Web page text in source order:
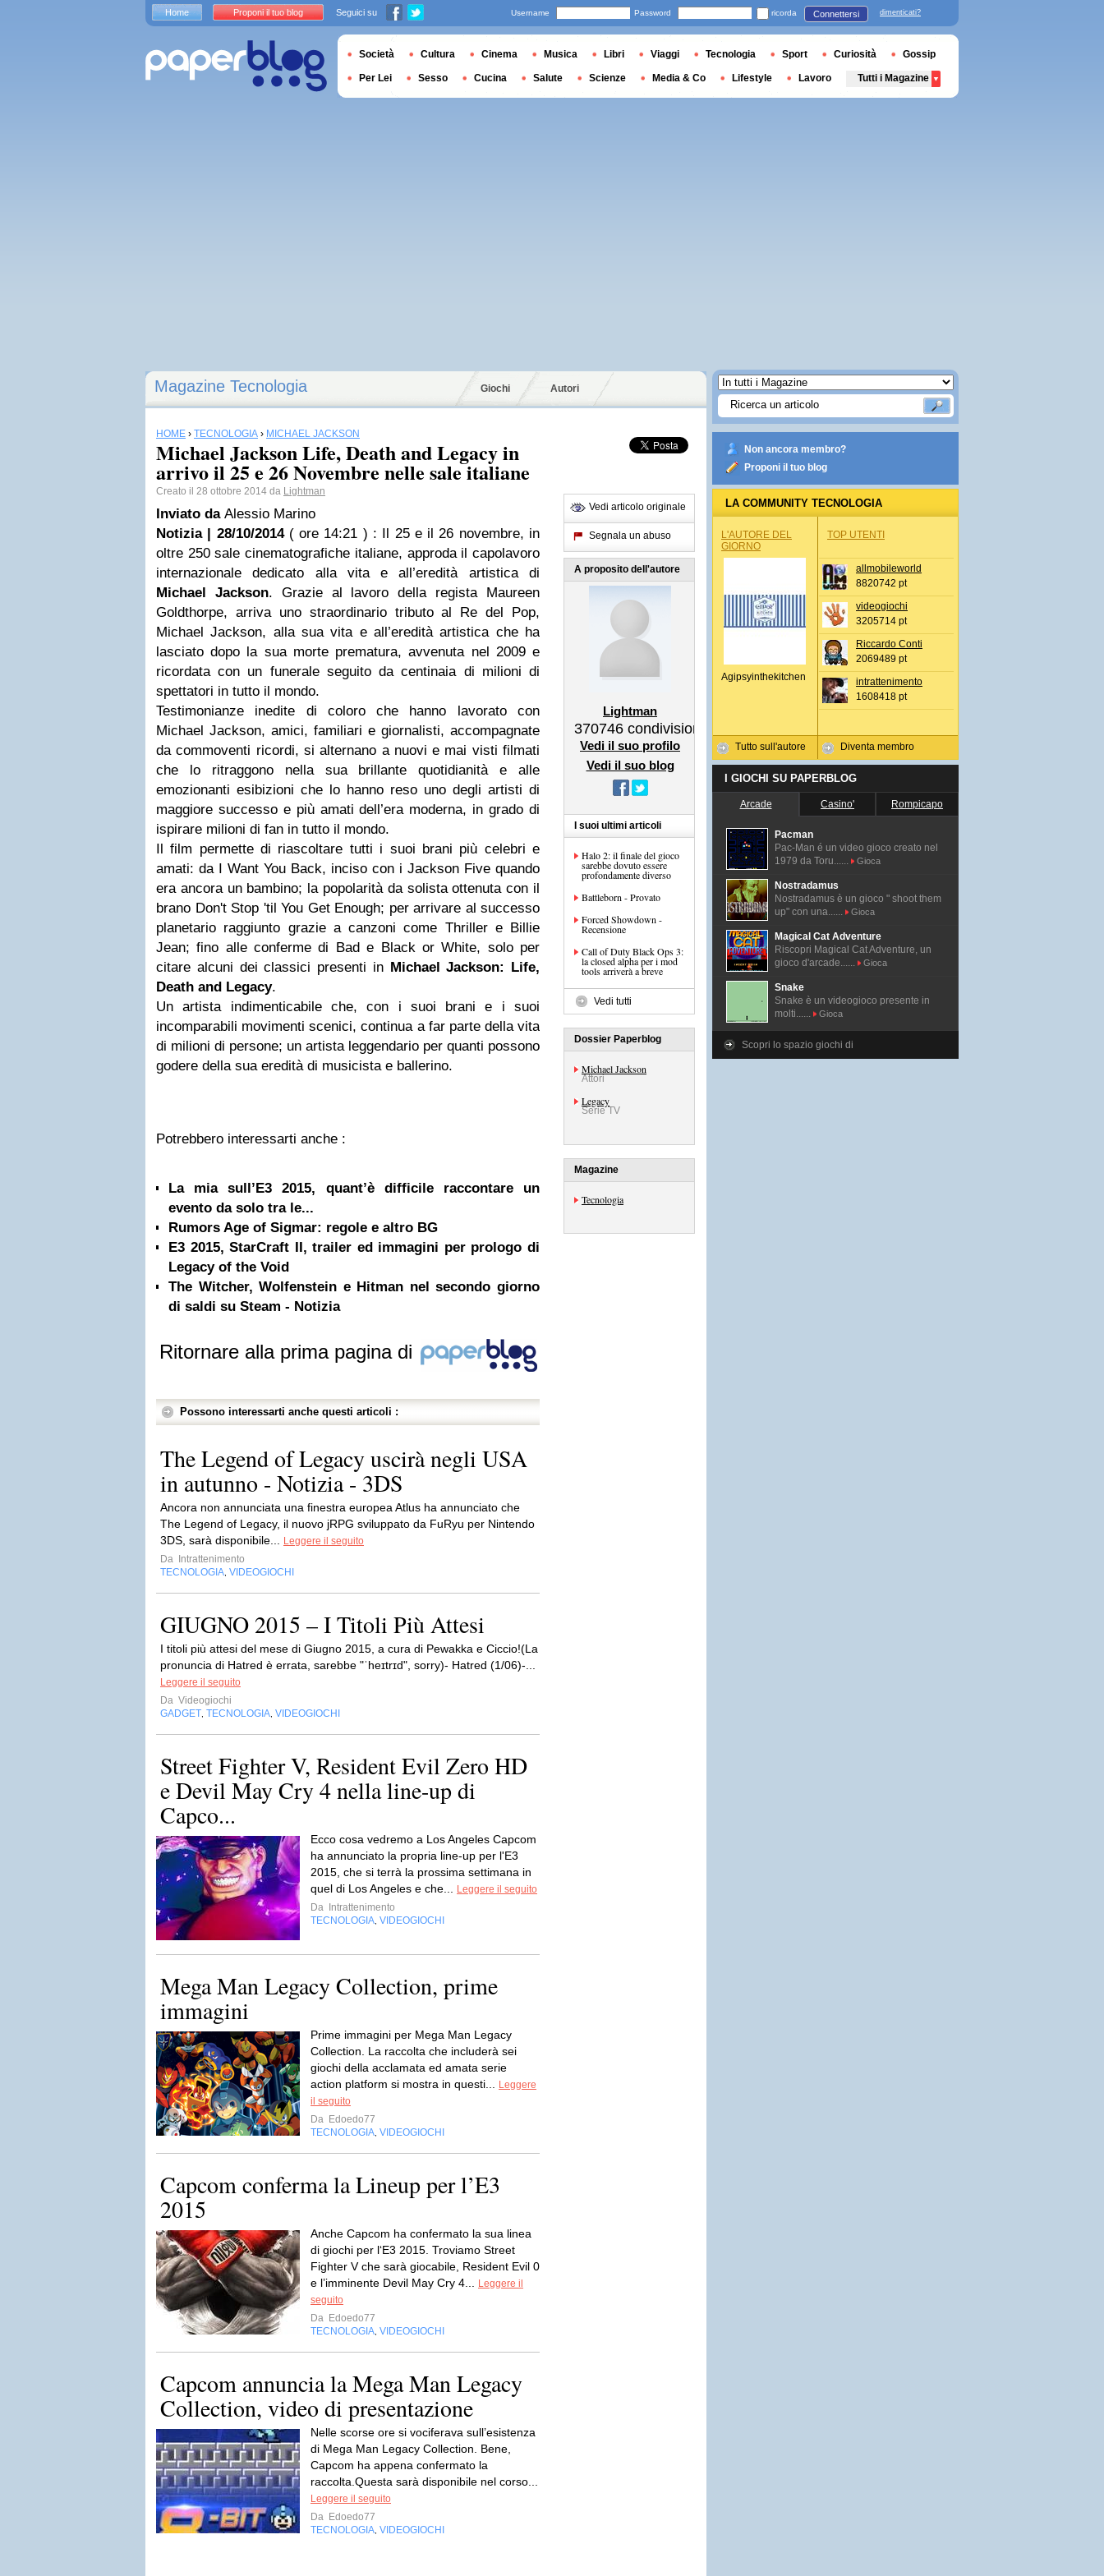
Magazine Tecnologia Giochi Autori
HOME › TECNOLOGIA › MICHAEL JACKSON
Michael Jackson Life, Death and Legacy in
arrivo il 25 e 26 Novembre nelle sale italiane
Creato il 28 ottobre 2014 da Lightman
Inviato da Alessio Marino
Notizia | 28/10/2014 ( ore 14:21 ) : Il 25 e il 26 novembre, in
oltre 250 sale cinematografiche italiane, approda il capolavoro
internazionale dedicato alla vita e all’eredità artistica di
Michael Jackson. Grazie al lavoro della regista Maureen
Goldthorpe, arriva uno straordinario tributo al Re del Pop,
Michael Jackson, alla sua vita e all’eredità artistica che ha
lasciato dopo la sua morte prematura, avvenuta nel 2009 e
ricordata con un funerale seguito da centinaia di milioni di
spettatori in tutto il mondo.
Testimonianze inedite di coloro che hanno lavorato con
Michael Jackson, amici, familiari e giornalisti, accompagnate
da commoventi ricordi, si alternano a nuovi e mai visti filmati
che lo ritraggono nella sua brillante quotidianità e alle
emozionanti esibizioni che lo hanno reso uno degli artisti di
maggiore successo e più amati dell’era moderna, in grado di
ispirare milioni di fan in tutto il mondo.
Il film permette di riascoltare tutti i suoi brani più celebri e
amati: da I Want You Back, inciso con i Jackson Five quando
era ancora un bambino; la popolarità da solista ottenuta con il
brano Don't Stop 'til You Get Enough; per arrivare al successo
planetario raggiunto grazie a canzoni come Thriller e Billie
Jean; fino alle conferme di Bad e Black or White, solo per
citare alcuni dei classici presenti in Michael Jackson: Life,
Death and Legacy.
Un artista indimenticabile che, con i suoi brani e i suoi
incomparabili movimenti scenici, continua a far parte della vita
di milioni di persone; un artista leggendario per quanti possono
godere della sua eredità di musicista e ballerino.
Potrebbero interessarti anche :
La mia sull’E3 2015, quant’è difficile raccontare un
evento da solo tra le...
Rumors Age of Sigmar: regole e altro BG
E3 2015, StarCraft II, trailer ed immagini per prologo di
Legacy of the Void
The Witcher, Wolfenstein e Hitman nel secondo giorno
di saldi su Steam - Notizia
Ritornare alla prima pagina di
Possono interessarti anche questi articoli :
The Legend of Legacy uscirà negli USA
in autunno - Notizia - 3DS
Ancora non annunciata una finestra europea Atlus ha annunciato che
The Legend of Legacy, il nuovo jRPG sviluppato da FuRyu per Nintendo
3DS, sarà disponibile...
Leggere il seguito
Da
Intrattenimento
TECNOLOGIA VIDEOGIOCHI
GIUGNO 2015 – I Titoli Più Attesi
I titoli più attesi del mese di Giugno 2015, a cura di Pewakka e Ciccio!(La
pronuncia di Hatred è errata, sarebbe "ˈheɪtrɪd", sorry)- Hatred (1/06)-...
Leggere il seguito
Da Videogiochi
GADGET TECNOLOGIA VIDEOGIOCHI
Street Fighter V, Resident Evil Zero HD
e Devil May Cry 4 nella line-up di
Capco...
Ecco cosa vedremo a Los Angeles Capcom
ha annunciato la propria line-up per l'E3
2015, che si terrà la prossima settimana in
quel di Los Angeles e che...
Leggere il seguito
Da
Intrattenimento
TECNOLOGIA VIDEOGIOCHI
Mega Man Legacy Collection, prime
immagini
Prime immagini per Mega Man Legacy
Collection. La raccolta che includerà sei
giochi della acclamata ed amata serie
action platform si mostra in questi...
Leggere
il seguito
Da Edoedo77
TECNOLOGIA VIDEOGIOCHI
Capcom conferma la Lineup per l’E3
2015
Anche Capcom ha confermato la sua linea
di giochi per l‘E3 2015. Troviamo Street
Fighter V che sarà giocabile, Resident Evil 0
e l’imminente Devil May Cry 4...
Leggere il
seguito
Da Edoedo77
TECNOLOGIA VIDEOGIOCHI
Capcom annuncia la Mega Man Legacy
Collection, video di presentazione
Nelle scorse ore si vociferava sull’esistenza
di Mega Man Legacy Collection. Bene,
Capcom ha appena confermato la
raccolta.Questa sarà disponibile nel corso...
Leggere il seguito
Da Edoedo77
TECNOLOGIA VIDEOGIOCHI
Vedi articolo originale
Segnala un abuso
A proposito dell'autore
Lightman
370746 condivisioni
Vedi il suo profilo
Vedi il suo blog
I suoi ultimi articoli
Halo 2: il finale del gioco
sarebbe dovuto essere
profondamente diverso
Battleborn - Provato
Forced Showdown -
Recensione
Call of Duty Black Ops 3:
la closed alpha per i mod
tools arriverà a breve
Vedi tutti
Dossier Paperblog
Michael Jackson
Attori
Legacy
Serie TV
Magazine
Tecnologia
Non ancora membro?
Proponi il tuo blog
LA COMMUNITY TECNOLOGIA
L'AUTORE DEL
GIORNO
Agipsyinthekitchen
Tutto sull'autore
TOP UTENTI
allmobileworld
8820742 pt
videogiochi
3205714 pt
Riccardo Conti
2069489 pt
intrattenimento
1608418 pt
Diventa membro
I GIOCHI SU PAPERBLOG
Arcade Casino' Rompicapo
Pacman
Pac-Man é un video gioco creato nel
1979 da Toru......
Gioca
Nostradamus
Nostradamus è un gioco " shoot them
up" con una......
Gioca
Magical Cat Adventure
Riscopri Magical Cat Adventure, un
gioco d'arcade......
Gioca
Snake
Snake è un videogioco presente in
molti......
Gioca
Scopri lo spazio giochi di
Home Proponi il tuo blog Seguici su Username Password ricorda Connettersi dimenticati?
Società Cultura Cinema Musica Libri Viaggi Tecnologia Sport Curiosità Gossip
Per Lei Sesso Cucina Salute Scienze Media & Co Lifestyle Lavoro Tutti i Magazine